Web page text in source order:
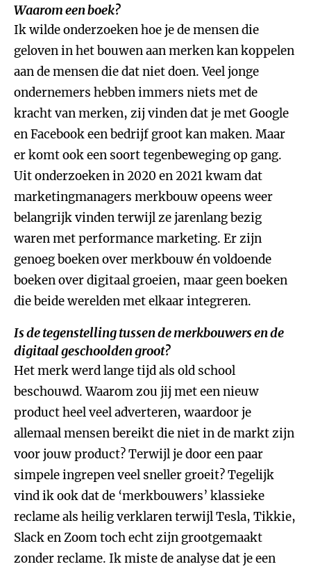
Waarom een boek?
Ik wilde onderzoeken hoe je de mensen die
geloven in het bouwen aan merken kan koppelen
aan de mensen die dat niet doen. Veel jonge
ondernemers hebben immers niets met de
kracht van merken, zij vinden dat je met Google
en Facebook een bedrijf groot kan maken. Maar
er komt ook een soort tegenbeweging op gang.
Uit onderzoeken in 2020 en 2021 kwam dat
marketingmanagers merkbouw opeens weer
belangrijk vinden terwijl ze jarenlang bezig
waren met performance marketing. Er zijn
genoeg boeken over merkbouw én voldoende
boeken over digitaal groeien, maar geen boeken
die beide werelden met elkaar integreren.
Is de tegenstelling tussen de merkbouwers en de
digitaal geschoolden groot?
Het merk werd lange tijd als old school
beschouwd. Waarom zou jij met een nieuw
product heel veel adverteren, waardoor je
allemaal mensen bereikt die niet in de markt zijn
voor jouw product? Terwijl je door een paar
simpele ingrepen veel sneller groeit? Tegelijk
vind ik ook dat de ‘merkbouwers’ klassieke
reclame als heilig verklaren terwijl Tesla, Tikkie,
Slack en Zoom toch echt zijn grootgemaakt
zonder reclame. Ik miste de analyse dat je een